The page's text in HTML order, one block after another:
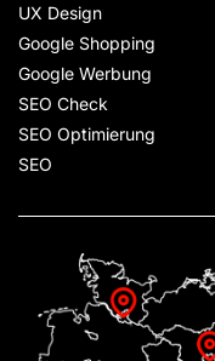
UX Design
Google Shopping
Google Werbung
SEO Check
SEO Optimierung
SEO